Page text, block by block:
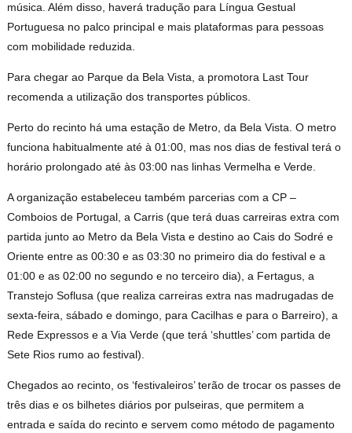
música. Além disso, haverá tradução para Língua Gestual
Portuguesa no palco principal e mais plataformas para pessoas
com mobilidade reduzida.
Para chegar ao Parque da Bela Vista, a promotora Last Tour
recomenda a utilização dos transportes públicos.
Perto do recinto há uma estação de Metro, da Bela Vista. O metro
funciona habitualmente até à 01:00, mas nos dias de festival terá o
horário prolongado até às 03:00 nas linhas Vermelha e Verde.
A organização estabeleceu também parcerias com a CP –
Comboios de Portugal, a Carris (que terá duas carreiras extra com
partida junto ao Metro da Bela Vista e destino ao Cais do Sodré e
Oriente entre as 00:30 e as 03:30 no primeiro dia do festival e a
01:00 e as 02:00 no segundo e no terceiro dia), a Fertagus, a
Transtejo Soflusa (que realiza carreiras extra nas madrugadas de
sexta-feira, sábado e domingo, para Cacilhas e para o Barreiro), a
Rede Expressos e a Via Verde (que terá ‘shuttles’ com partida de
Sete Rios rumo ao festival).
Chegados ao recinto, os ‘festivaleiros’ terão de trocar os passes de
três dias e os bilhetes diários por pulseiras, que permitem a
entrada e saída do recinto e servem como método de pagamento